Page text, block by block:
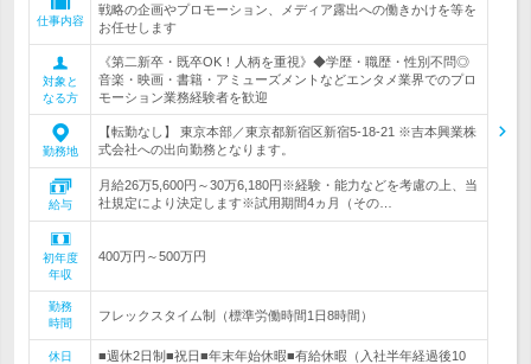
仕事内容
戦略の企画やプロモーション、メディア露出への働きかけを等を
お任せします
対象と
なる方
《第二新卒・既卒OK！人柄を重視》◆学歴・職歴・性別不問◎
音楽・映画・書籍・アミューズメントなどエンタメ業界でのプロ
モーション業務経験者を歓迎
勤務地
【転勤なし】 東京本部／東京都新宿区新宿5-18-21 ※吉本興業株
式会社への出向勤務となります。
給与
月給26万5,600円～30万6,180円※経験・能力などを考慮の上、当
社規定により決定します※試用期間4ヵ月（その…
初年度
年収
400万円～500万円
勤務
時間
フレックスタイム制（標準労働時間1日8時間）
休日
■週休2日制■祝日■年末年始休暇■有給休暇（入社半年経過後10